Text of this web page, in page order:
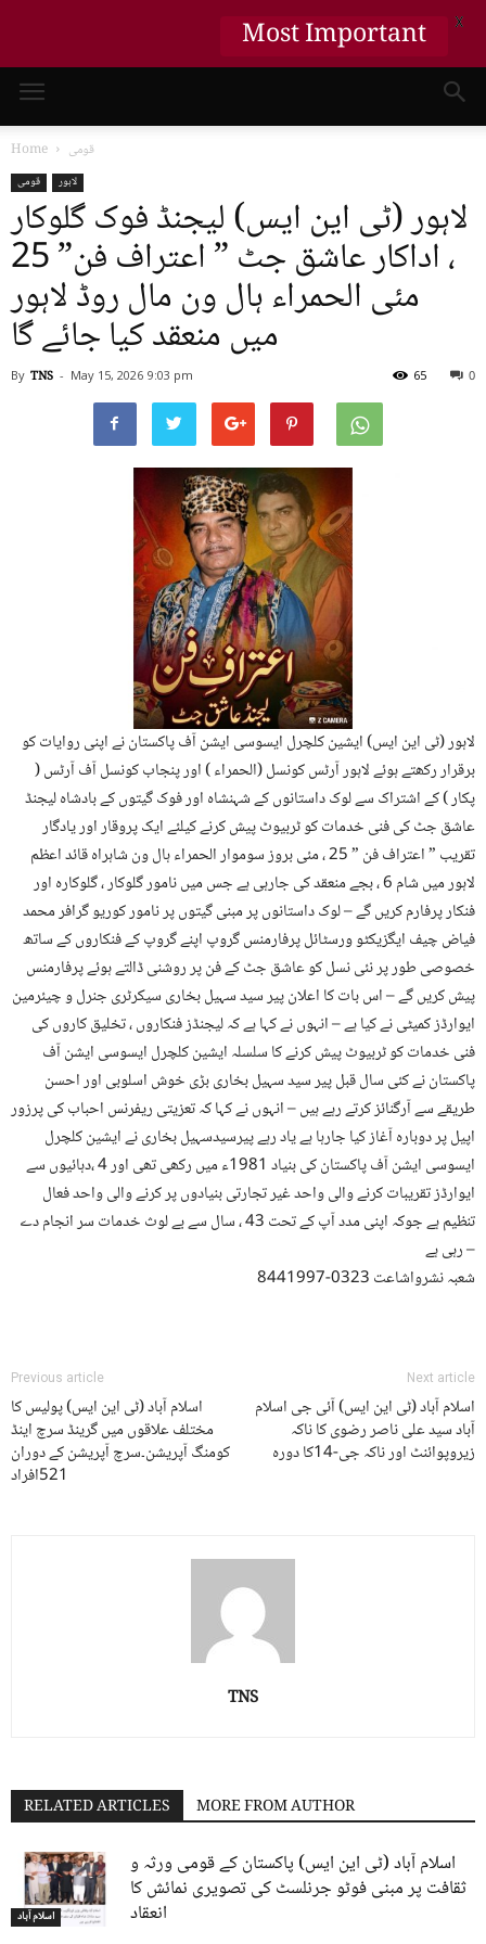
Home قومی
قومی لاہور
لاہور (ٹی این ایس) لیجنڈ فوک گلوکار
، اداکار عاشق جٹ ” اعتراف فن” 25
مئی الحمراء ہال ون مال روڈ لاہور
میں منعقد کیا جائے گا
By TNS - May 15, 2026 9:03 pm 0
65
لاہور (ٹی این ایس) ایشین کلچرل ایسوسی ایشن آف پاکستان نے اپنی روایات کو
برقرار رکھتے ہوئے لاہور آرٹس کونسل (الحمراء ) اور پنجاب کونسل آف آرٹس (
پکار ) کے اشتراک سے لوک داستانوں کے شہنشاہ اور فوک گیتوں کے بادشاہ لیجنڈ
عاشق جٹ کی فنی خدمات کو ٹربیوٹ پیش کرنے کیلئے ایک پروقار اور یادگار
تقریب ” اعتراف فن ” 25 ، مئی بروز سوموار الحمراء ہال ون شاہراہ قائد اعظم
لاہور میں شام 6 ، بجے منعقد کی جارہی ہے جس میں نامور گلوکار ، گلوکارہ اور
فنکار پرفارم کریں گے – لوک داستانوں پر مبنی گیتوں پر نامور کوریو گرافر محمد
فیاض چیف ایگزیکٹو ورسٹائل پرفارمنس گروپ اپنے گروپ کے فنکاروں کے ساتھ
خصوصی طور پر نئی نسل کو عاشق جٹ کے فن پر روشنی ڈالتے ہوئے پرفارمنس
پیش کریں گے – اس بات کا اعلان پیر سید سہیل بخاری سیکرٹری جنرل و چیئرمین
ایوارڈز کمیٹی نے کیا ہے – انہوں نے کہا ہے کہ لیجنڈز فنکاروں ، تخلیق کاروں کی
فنی خدمات کو ٹربیوٹ پیش کرنے کا سلسلہ ایشین کلچرل ایسوسی ایشن آف
پاکستان نے کئی سال قبل پیر سید سہیل بخاری بڑی خوش اسلوبی اور احسن
طریقے سے آرگنائز کرتے رہے ہیں – انہوں نے کہا کہ تعزیتی ریفرنس احباب کی پرزور
اپیل پر دوبارہ آغاز کیا جارہا ہے یاد رہے پیرسیدسہیل بخاری نے ایشین کلچرل
ایسوسی ایشن آف پاکستان کی بنیاد 1981ء میں رکھی تھی اور 4 ،دہائیوں سے
ایوارڈز تقریبات کرنے والی واحد غیر تجارتی بنیادوں پر کرنے والی واحد فعال
تنظیم ہے جوکہ اپنی مدد آپ کے تحت 43 ، سال سے بے لوث خدمات سر انجام دے
رہی ہے –
شعبہ نشرواشاعت 0323-8441997
Previous article
اسلام آباد (ٹی این ایس) پولیس کا
مختلف علاقوں میں گرینڈ سرچ اینڈ
کومنگ آپریشن۔سرچ آپریشن کے دوران
521افراد
Next article
اسلام آباد (ٹی این ایس) آئی جی اسلام
آباد سید علی ناصر رضوی کا ناکہ
زیروپوائنٹ اور ناکہ جی-14کا دورہ
TNS
RELATED ARTICLES MORE FROM AUTHOR
اسلام آباد
اسلام آباد (ٹی این ایس) پاکستان کے قومی ورثہ و
ثقافت پر مبنی فوٹو جرنلسٹ کی تصویری نمائش کا
انعقاد
Most Important X